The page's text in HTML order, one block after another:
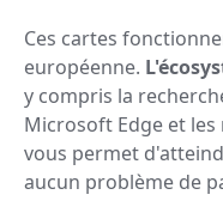
Ces cartes
européenne.
y compris la
Microsoft Edge et les
vous permet
aucun problème de